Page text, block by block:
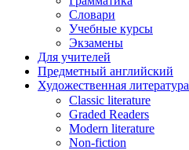
Словари
Учебные курсы
Экзамены
Для учителей
Предметный английский
Художественная литература
Classic literature
Graded Readers
Modern literature
Non-fiction